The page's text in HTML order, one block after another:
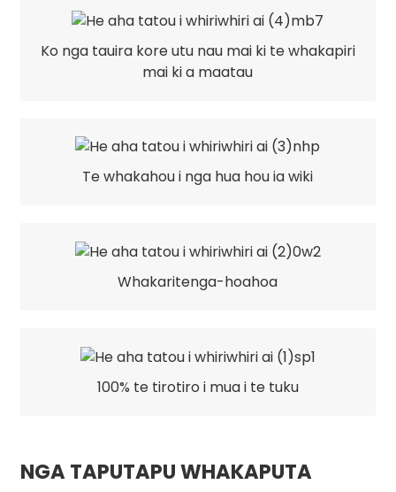
Ko nga tauira kore utu nau mai ki te whakapiri
mai ki a maatau
Te whakahou i nga hua hou ia wiki
Whakaritenga-hoahoa
100% te tirotiro i mua i te tuku
NGA TAPUTAPU WHAKAPUTA